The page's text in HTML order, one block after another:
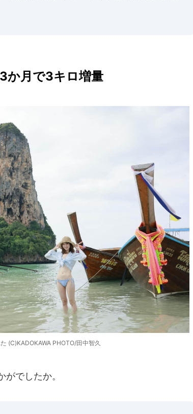
か月で3キロ増量
(C)KADOKAWA PHOTO/田中智久
でしたか。